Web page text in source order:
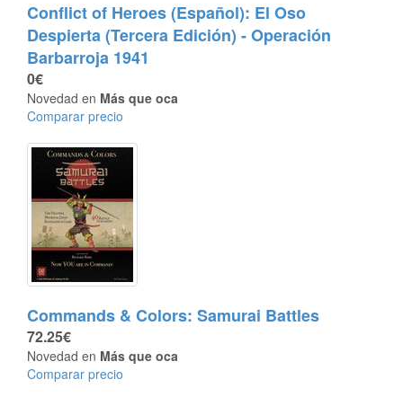
Conflict of Heroes (Español): El Oso
Despierta (Tercera Edición) - Operación
Barbarroja 1941
0€
Novedad en Más que oca
Comparar precio
Commands & Colors: Samurai Battles
72.25€
Novedad en Más que oca
Comparar precio